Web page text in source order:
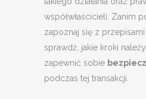
współwłaścicieli. Zanim
zapoznaj się z
sprawdź, jakie kroki
zapewnić sobie
podczas tej transakcji.